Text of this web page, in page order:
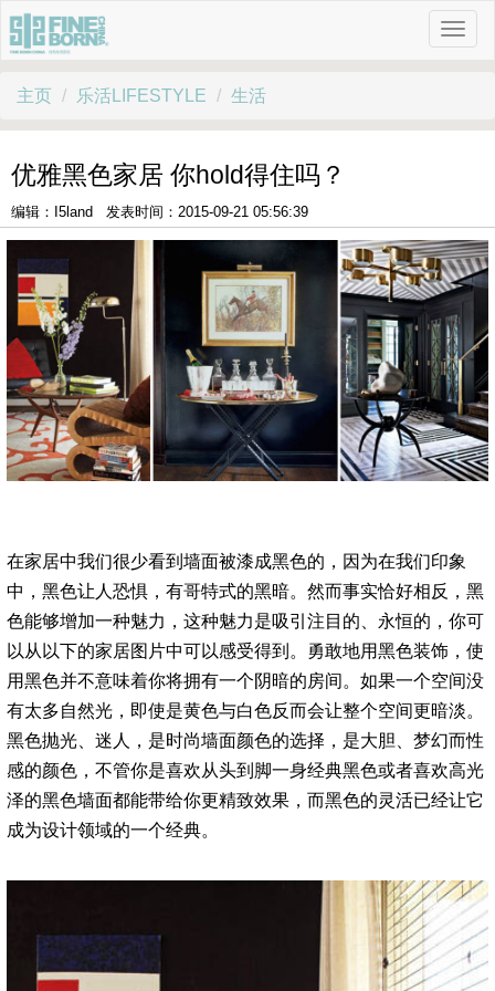
主页 乐活LIFESTYLE 生活
优雅黑色家居 你hold得住吗？
编辑：I5land 发表时间：2015-09-21 05:56:39
在家居中我们很少看到墙面被漆成黑色的，因为在我们印象
中，黑色让人恐惧，有哥特式的黑暗。然而事实恰好相反，黑
色能够增加一种魅力，这种魅力是吸引注目的、永恒的，你可
以从以下的家居图片中可以感受得到。勇敢地用黑色装饰，使
用黑色并不意味着你将拥有一个阴暗的房间。如果一个空间没
有太多自然光，即使是黄色与白色反而会让整个空间更暗淡。
黑色抛光、迷人，是时尚墙面颜色的选择，是大胆、梦幻而性
感的颜色，不管你是喜欢从头到脚一身经典黑色或者喜欢高光
泽的黑色墙面都能带给你更精致效果，而黑色的灵活已经让它
成为设计领域的一个经典。